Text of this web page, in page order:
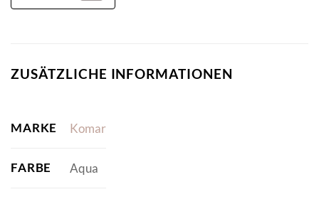
ZUSÄTZLICHE INFORMATIONEN
MARKE Komar
FARBE Aqua